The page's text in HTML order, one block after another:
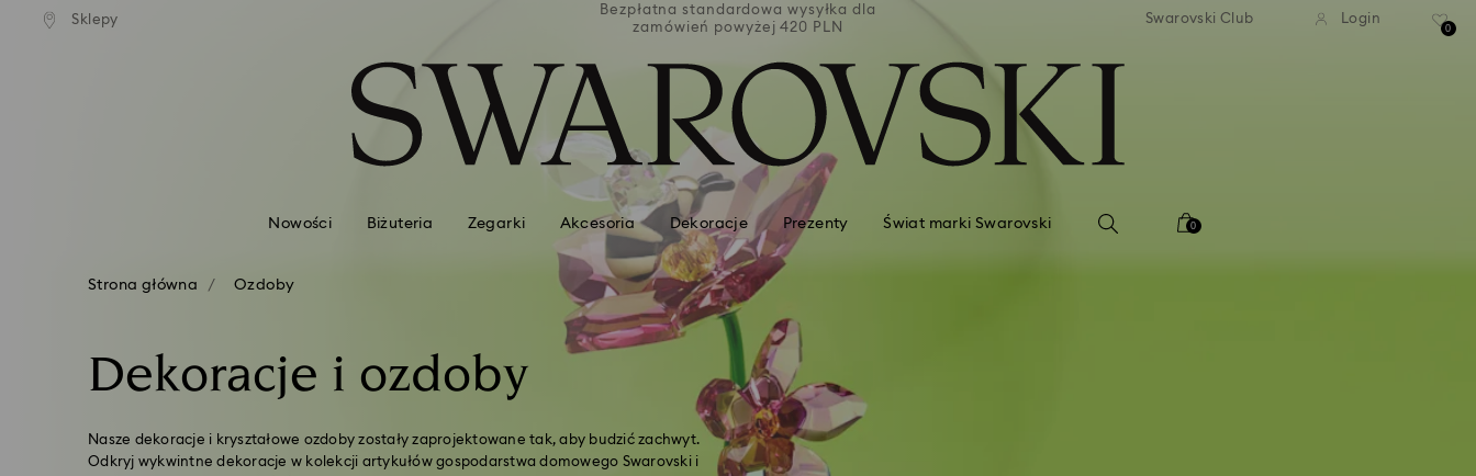
Lista kluczy dostępu
Sklepy
standardowa wysyłka dla
powyżej 420 PLN
Bezpłatna standardowa wysyłka dla
zamówień powyżej 420 PLN
Bezpłatna standardowa wysyłka dla
zamówień powyżej 420 PLN
Bezpłatna standardowa
zamówień powyżej 420
Swarovski Club Login
0
Nowości Biżuteria Zegarki Akcesoria Dekoracje Prezenty Świat marki Swarovski 0
Strona główna Ozdoby
Dekoracje i ozdoby
Nasze dekoracje i kryształowe ozdoby zostały zaprojektowane tak, aby budzić zachwyt.
Odkryj wykwintne dekoracje w kolekcji artykułów gospodarstwa domowego Swarovski i